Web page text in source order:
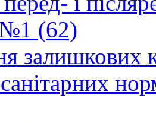
(62)
залишкових